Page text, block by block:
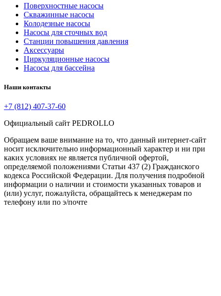
Поверхностные насосы
Скважинные насосы
Колодезные насосы
Насосы для сточных вод
Станции повышения давления
Аксессуары
Циркуляционные насосы
Насосы для бассейна
Наши контакты
+7 (812) 407-37-60
Официальный сайт PEDROLLO
Обращаем ваше внимание на то, что данный интернет-сайт
носит исключительно информационный характер и ни при
каких условиях не является публичной офертой,
определяемой положениями Статьи 437 (2) Гражданского
кодекса Российской Федерации. Для получения подробной
информации о наличии и стоимости указанных товаров и
(или) услуг, пожалуйста, обращайтесь к менеджерам по
телефону или по э/почте